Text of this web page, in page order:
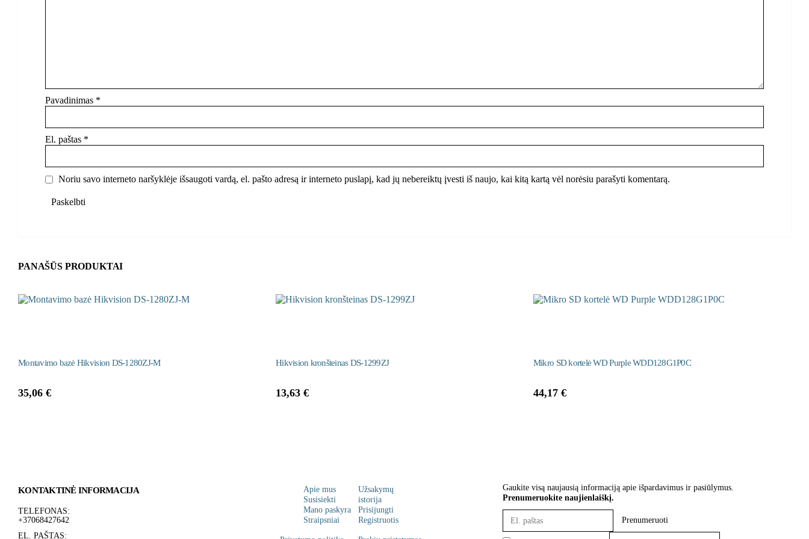
Pavadinimas *
El. paštas *
Noriu savo interneto naršyklėje išsaugoti vardą, el. pašto adresą ir interneto puslapį, kad jų nebereiktų įvesti iš naujo, kai kitą kartą vėl norėsiu parašyti komentarą.
PANAŠŪS PRODUKTAI
Montavimo bazė Hikvision DS-1280ZJ-M
35,06 €
Hikvision kronšteinas DS-1299ZJ
13,63 €
Mikro SD kortelė WD Purple WDD128G1P0C
44,17 €
KONTAKTINĖ INFORMACIJA
TELEFONAS:
+37068427642
EL. PAŠTAS:
Apie mus
Susisiekti
Mano paskyra
Straipsniai
Užsakymų
istorija
Prisijungti
Registruotis
Gaukite visą naujausią informaciją apie išpardavimus ir pasiūlymus.
Prenumeruokite naujienlaiškį.
Prenumeruoti